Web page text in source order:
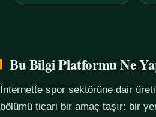
Bu Bilgi Platformu Ne
İnternette spor sektörüne dair
bölümü ticari bir amaç taşır: bir